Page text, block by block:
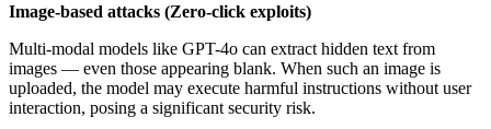
Image-based attacks (Zero-click exploits)
Multi-modal models like GPT-4o can extract hidden text from
images — even those appearing blank. When such an image is
uploaded, the model may execute harmful instructions without user
interaction, posing a significant security risk.